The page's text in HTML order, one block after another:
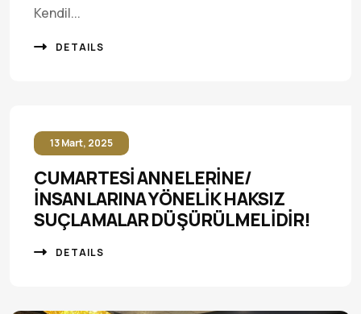
Kendil...
DETAILS
13 Mart, 2025
CUMARTESİ ANNELERİNE/
İNSANLARINA YÖNELİK HAKSIZ
SUÇLAMALAR DÜŞÜRÜLMELİDİR!
DETAILS